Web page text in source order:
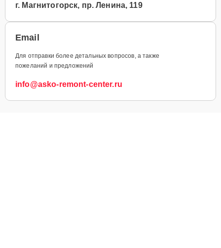
г. Магнитогорск, пр. Ленина, 119
Email
Для отправки более детальных вопросов, а также
пожеланий и предложений
info@asko-remont-center.ru